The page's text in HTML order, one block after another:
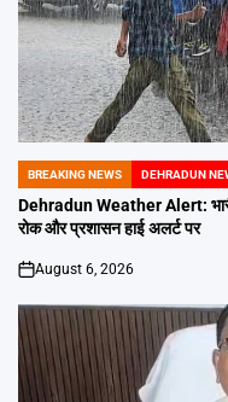
POSTED
IN
BREAKING NEWS DEHRADUN
Dehradun Weather Alert:
रोक और प्रशासन हाई अलर्ट पर
on
August 6, 2026